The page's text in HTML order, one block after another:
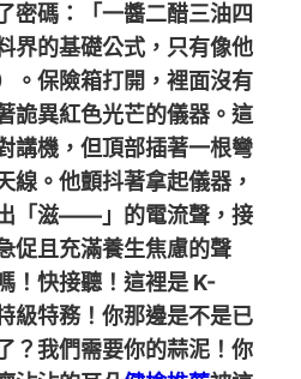
密碼：「一醬二醋三油四
界的基礎公式，只有像他
。保險箱打開，裡面沒有
詭異紅色光芒的儀器。這
講機，但頂部插著一根彎
線。他顫抖著拿起儀器，
「滋——」的電流聲，接
促且充滿養生焦慮的聲
！快接聽！這裡是 K-
級特務！你那邊是不是已
？我們需要你的蒜泥！你